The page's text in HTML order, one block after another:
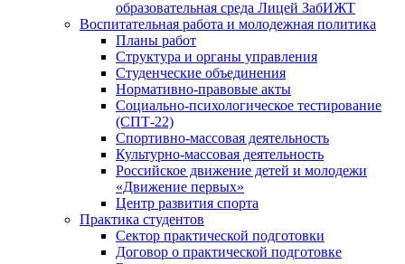
образовательная среда Лицей ЗабИЖТ
Воспитательная работа и молодежная политика
Планы работ
Структура и органы управления
Студенческие объединения
Нормативно-правовые акты
Социально-психологическое тестирование
(СПТ-22)
Спортивно-массовая деятельность
Культурно-массовая деятельность
Российское движение детей и молодежи
«Движение первых»
Центр развития спорта
Практика студентов
Сектор практической подготовки
Договор о практической подготовке